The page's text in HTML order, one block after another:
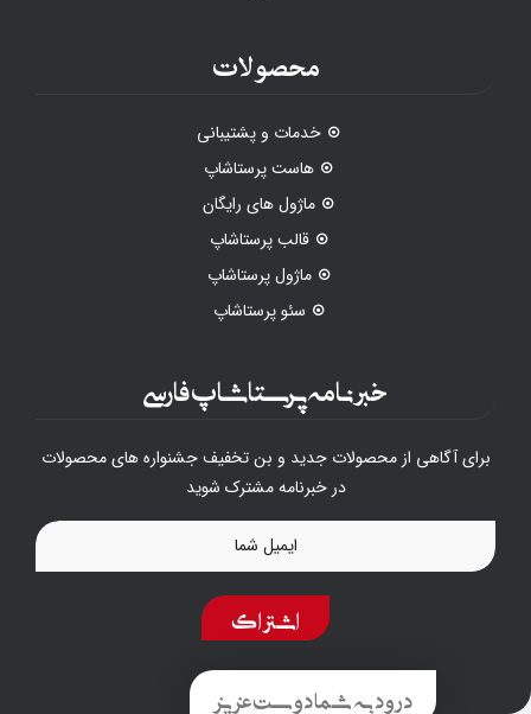
محصولات
خدمات و پشتیبانی
هاست پرستاشاپ
ماژول های رایگان
قالب پرستاشاپ
ماژول پرستاشاپ
سئو پرستاشاپ
خبرنامه پرستاشاپ فارسی
برای آگاهی از محصولات جدید و بن تخفیف جشنواره های محصولات
در خبرنامه مشترک شوید
اشتراک
درود به شما دوست عزیز